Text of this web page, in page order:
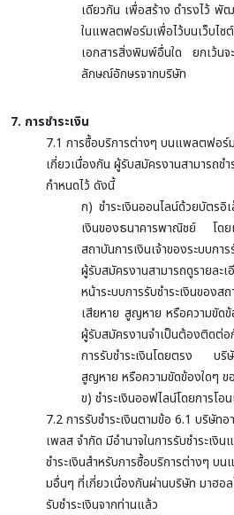
เดียวกัน เพื่อสร้าง ดำรงไว้
ในแพลตฟอร์มเพื่อไว้บนเว็บ
เอกสารสิ่งพิมพ์อื่นใด ยกเว้นจ
ลักษณ์อักษรจากบริษัท
7. การชำระเงิน
7.1 การซื้อบริการต่างๆ บนแพลตฟอร์
เกี่ยวเนื่องกัน ผู้รับสมัครงานสามารถช
กำหนดไว้ ดังนี้
ก) ชำระเงินออนไลน์ด้วยบัตรอิ
เงินของธนาคารพาณิชย์ โดยเ
สถาบันการเงินเจ้าของระบบก
ผู้รับสมัครงานสามารถดูรายละเ
หน้าระบบการรับชำระเงินของ
เสียหาย สูญหาย หรือความขัดข้
ผู้รับสมัครงานจำเป็นต้องติดต่อ
การรับชำระเงินโดยตรง บริษั
สูญหาย หรือความขัดข้องใดๆ ข
ข) ชำระเงินออฟไลน์โดยการโอ
7.2 การรับชำระเงินตามข้อ 6.1 บริษัท
เพลส จำกัด มีอำนาจในการรับชำระเงิ
ชำระเงินสำหรับการซื้อบริการต่างๆ บ
มอื่นๆ ที่เกี่ยวเนื่องกันผ่านบริษัท มาฮอ
รับชำระเงินจากท่านแล้ว